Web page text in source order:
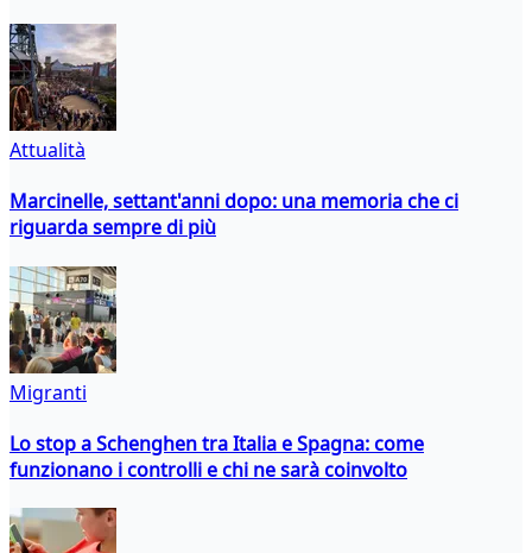
Attualità
Marcinelle, settant'anni dopo: una memoria che ci
riguarda sempre di più
Migranti
Lo stop a Schenghen tra Italia e Spagna: come
funzionano i controlli e chi ne sarà coinvolto